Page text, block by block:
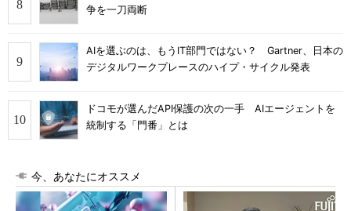
争を一刀両断
AIを選ぶのは、もうIT部門ではない？ Gartner、日本の
デジタルワークプレースのハイプ・サイクル発表
ドコモが選んだAPI保護の次の一手 AIエージェントを
統制する「門番」とは
今、あなたにオススメ